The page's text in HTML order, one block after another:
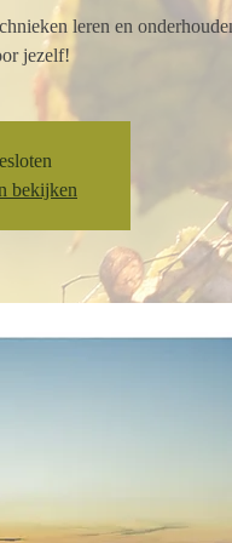
leren en
jezelf!
bekijken